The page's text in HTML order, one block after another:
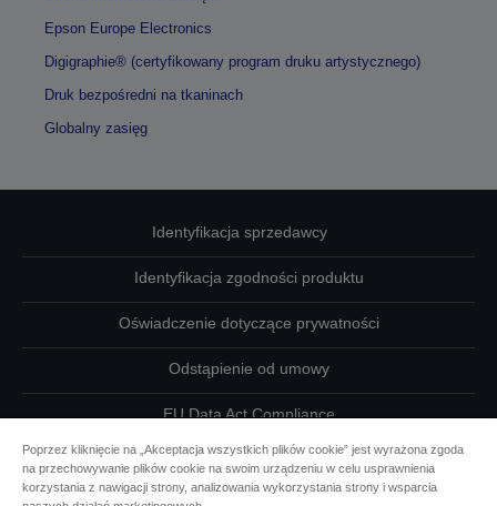
Epson Europe Electronics
Digigraphie® (certyfikowany program druku artystycznego)
Druk bezpośredni na tkaninach
Globalny zasięg
Identyfikacja sprzedawcy
Identyfikacja zgodności produktu
Oświadczenie dotyczące prywatności
Odstąpienie od umowy
EU Data Act Compliance
Skontaktuj się z nami w sprawie swoich danych
Poprzez kliknięcie na „Akceptacja wszystkich plików cookie” jest wyrażona zgoda
na przechowywanie plików cookie na swoim urządzeniu w celu usprawnienia
korzystania z nawigacji strony, analizowania wykorzystania strony i wsparcia